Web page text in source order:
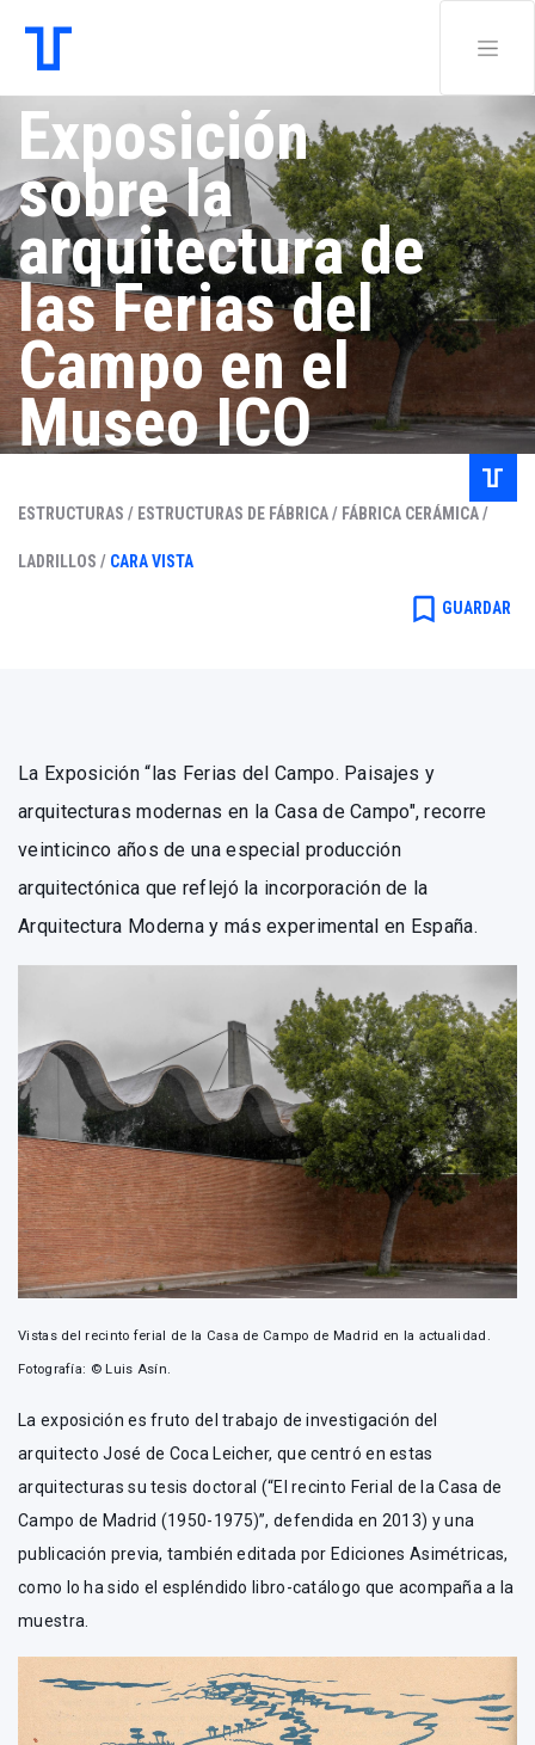
Exposición
sobre la
arquitectura de
las Ferias del
Campo en el
Museo ICO
Redacción .
ESTRUCTURAS / ESTRUCTURAS DE FÁBRICA / FÁBRICA CERÁMICA /
LADRILLOS / CARA VISTA
bookmark_border GUARDAR
La Exposición “las Ferias del Campo. Paisajes y
arquitecturas modernas en la Casa de Campo", recorre
veinticinco años de una especial producción
arquitectónica que reflejó la incorporación de la
Arquitectura Moderna y más experimental en España.
Vistas del recinto ferial de la Casa de Campo de Madrid en la actualidad.
Fotografía: © Luis Asín.
La exposición es fruto del trabajo de investigación del
arquitecto José de Coca Leicher, que centró en estas
arquitecturas su tesis doctoral (“El recinto Ferial de la Casa de
Campo de Madrid (1950-1975)”, defendida en 2013) y una
publicación previa, también editada por Ediciones Asimétricas,
como lo ha sido el espléndido libro-catálogo que acompaña a la
muestra.